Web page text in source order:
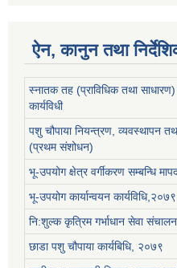
ऐन, कानुन तथा
स्नातक तह (प्राविधिक तथा
कार्यविधी
पशु चौपाया नियन्त्रण, व्यवस्थापन तथा
(प्रथम संशोधन)
भू-उपयोग क्षेत्र वर्गीकरण सम्बन्धि
भू-उपयोग कार्यान्वयन कार्यविधि,२०७९
नि:शुल्क कृत्रिम गर्भाधान सेवा
छाडा पशु चौपाया कार्यबिधि, २०७९